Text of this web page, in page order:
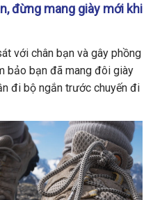
đừng mang giày mới khi
với chân bạn và gây phồng
bảo bạn đã mang đôi giày
đi bộ ngắn trước chuyến đi